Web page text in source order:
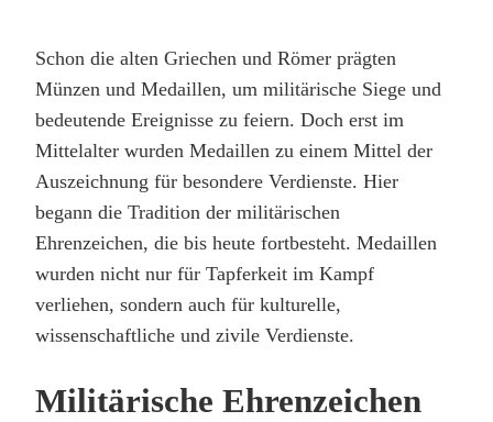
Schon die alten Griechen und Römer prägten
Münzen und Medaillen, um militärische Siege und
bedeutende Ereignisse zu feiern. Doch erst im
Mittelalter wurden Medaillen zu einem Mittel der
Auszeichnung für besondere Verdienste. Hier
begann die Tradition der militärischen
Ehrenzeichen, die bis heute fortbesteht. Medaillen
wurden nicht nur für Tapferkeit im Kampf
verliehen, sondern auch für kulturelle,
wissenschaftliche und zivile Verdienste.
Militärische Ehrenzeichen